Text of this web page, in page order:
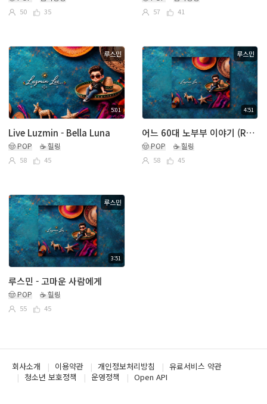
50 35 57 41
5:01
루스민
Live Luzmin - Bella Luna
🤠 POP ☕ 힐링
58 45
4:51
루스민
어느 60대 노부부 이야기 (Remake Spanish Ver)
🤠 POP ☕ 힐링
58 45
3:51
루스민
루스민 - 고마운 사람에게
🤠 POP ☕ 힐링
55 45
회사소개 이용약관 개인정보처리방침
유료서비스 약관
청소년 보호정책
운영정책 Open API